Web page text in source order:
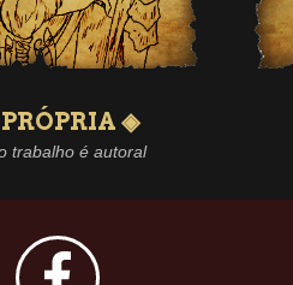
◈
trabalho é autoral